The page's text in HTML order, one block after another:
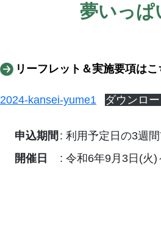
夢いっぱ
リーフレット＆実施要項はこ
2024-kansei-yume1 ダウンロ
申込期間
利用予定日の3週
開催日
令和6年9月3日(火